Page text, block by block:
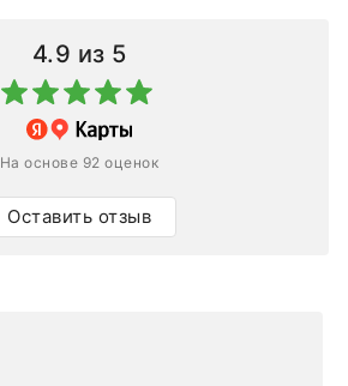
4.9 из 5
На основе 92 оценок
Оставить отзыв